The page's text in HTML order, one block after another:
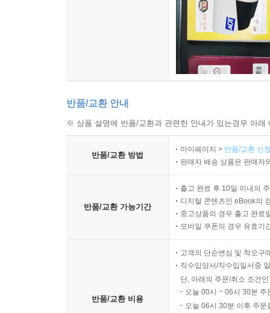
반품/교환 안내
※ 상품 설명에 반품/교환과 관련한 안내가 있는경우 아
반품/교환 방법
마이페이지 > 반품/교환 신
판매자 배송 상품은 판매자
반품/교환 가능기간
출고 완료 후 10일 이내의
디지털 콘텐츠인 eBook의
중고상품의 경우 출고 완료
모바일 쿠폰의 경우 유효기
반품/교환 비용
고객의 단순변심 및 착오구
직수입양서/직수입일서중
단, 아래의 주문/취소 조건
오늘 00시 ~ 06시 30분
오늘 06시 30분 이후 주